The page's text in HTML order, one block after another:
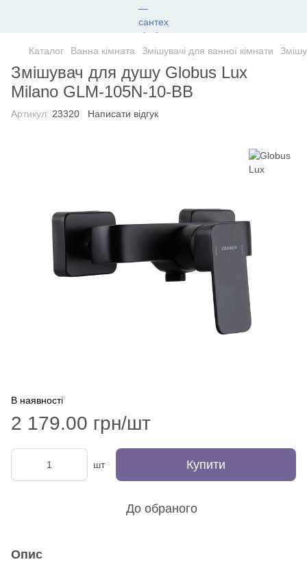
Каталог Ванна кімната Змішувачі для ванної кімнати
Змішувач для душу Globus Lux
Milano GLM-105N-10-BB
Артикул: 23320 Написати відгук
В наявності
2 179.00 грн/шт
шт Купити
До обраного
Опис